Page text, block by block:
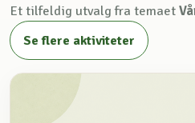
Et tilfeldig utvalg fra temaet
Se flere aktiviteter